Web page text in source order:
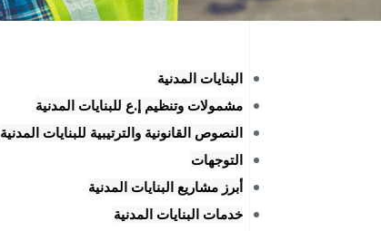
البنايات المدنية
مشمولات وتنظيم إ.ع للبنايات المدنية
النصوص القانونية والترتيبية للبنايات المدنية
التوجهات
أبرز مشاريع البنايات المدنية
خدمات البنايات المدنية